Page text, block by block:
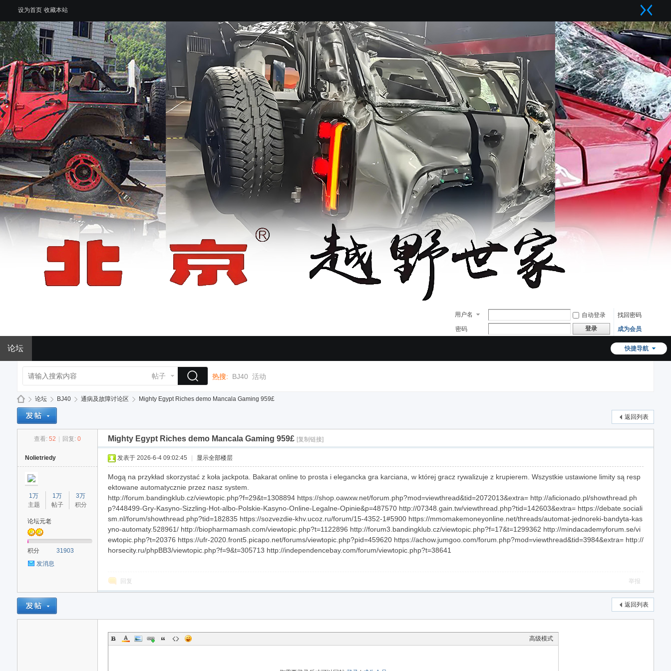
设为首页 收藏本站
用户名 自动登录
找回密码
密码
登录 成为会员
快捷导航
论坛
帖子 热搜: BJ40 活动
论坛
›
BJ40
›
通病及故障讨论区
›
Mighty Egypt Riches demo Mancala Gaming 959£
返回列表
查看: 52 回复: 0 Mighty Egypt Riches demo Mancala Gaming 959£ [复制链接]
Nolietriedy
1万
主题
1万
帖子
3万
积分
论坛元老
积分
31903
发消息
发表于 2026-6-4 09:02:45 显示全部楼层
Mogą na przykład skorzystać z koła jackpota. Bakarat online to prosta i elegancka gra karciana, w której gracz rywalizuje z krupierem. Wszystkie ustawione limity są resp
ektowane automatycznie przez nasz system.
http://forum.bandingklub.cz/viewtopic.php?f=29&t=1308894 https://shop.oawxw.net/forum.php?mod=viewthread&tid=2072013&extra= http://aficionado.pl/showthread.ph
p?448499-Gry-Kasyno-Sizzling-Hot-albo-Polskie-Kasyno-Online-Legalne-Opinie&p=487570 http://07348.gain.tw/viewthread.php?tid=142603&extra= https://debate.sociali
sm.nl/forum/showthread.php?tid=182835 https://sozvezdie-khv.ucoz.ru/forum/15-4352-1#5900 https://mmomakemoneyonline.net/threads/automat-jednoreki-bandyta-kas
yno-automaty.528961/ http://biopharmamash.com/viewtopic.php?t=1122896 http://forum3.bandingklub.cz/viewtopic.php?f=17&t=1299362 http://mindacademyforum.se/vi
ewtopic.php?t=20376 https://ufr-2020.front5.picapo.net/forums/viewtopic.php?pid=459620 https://achow.jumgoo.com/forum.php?mod=viewthread&tid=3984&extra= http://
horsecity.ru/phpBB3/viewtopic.php?f=9&t=305713 http://independencebay.com/forum/viewtopic.php?t=38641
回复 举报
返回列表
高级模式